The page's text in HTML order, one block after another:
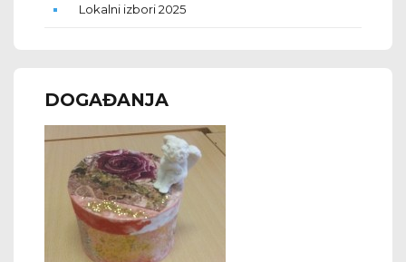
Lokalni izbori 2025
DOGAĐANJA